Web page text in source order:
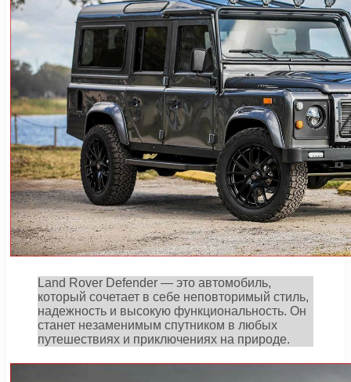
Land Rover Defender — это автомобиль,
который сочетает в себе неповторимый стиль,
надежность и высокую функциональность. Он
станет незаменимым спутником в любых
путешествиях и приключениях на природе.